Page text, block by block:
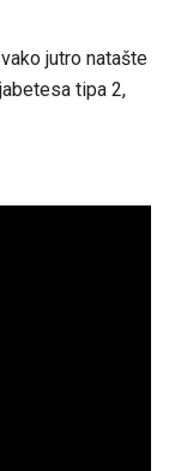
jutro natašte
tipa 2,